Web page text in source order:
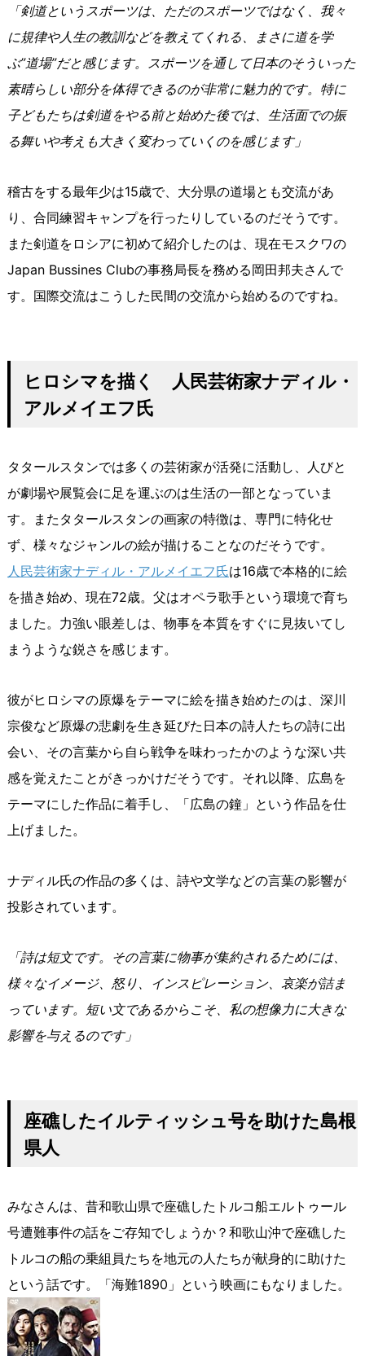
「剣道というスポーツは、ただのスポーツではなく、我々
に規律や人生の教訓などを教えてくれる、まさに道を学
ぶ”道場”だと感じます。スポーツを通して日本のそういった
素晴らしい部分を体得できるのが非常に魅力的です。特に
子どもたちは剣道をやる前と始めた後では、生活面での振
る舞いや考えも大きく変わっていくのを感じます」
稽古をする最年少は15歳で、大分県の道場とも交流があ
り、合同練習キャンプを行ったりしているのだそうです。
また剣道をロシアに初めて紹介したのは、現在モスクワの
Japan Bussines Clubの事務局長を務める岡田邦夫さんで
す。国際交流はこうした民間の交流から始めるのですね。
ヒロシマを描く 人民芸術家ナディル・
アルメイエフ氏
タタールスタンでは多くの芸術家が活発に活動し、人びと
が劇場や展覧会に足を運ぶのは生活の一部となっていま
す。またタタールスタンの画家の特徴は、専門に特化せ
ず、様々なジャンルの絵が描けることなのだそうです。
人民芸術家ナディル・アルメイエフ氏は16歳で本格的に絵
を描き始め、現在72歳。父はオペラ歌手という環境で育ち
ました。力強い眼差しは、物事を本質をすぐに見抜いてし
まうような鋭さを感じます。
彼がヒロシマの原爆をテーマに絵を描き始めたのは、深川
宗俊など原爆の悲劇を生き延びた日本の詩人たちの詩に出
会い、その言葉から自ら戦争を味わったかのような深い共
感を覚えたことがきっかけだそうです。それ以降、広島を
テーマにした作品に着手し、「広島の鐘」という作品を仕
上げました。
ナディル氏の作品の多くは、詩や文学などの言葉の影響が
投影されています。
「詩は短文です。その言葉に物事が集約されるためには、
様々なイメージ、怒り、インスピレーション、哀楽が詰ま
っています。短い文であるからこそ、私の想像力に大きな
影響を与えるのです」
座礁したイルティッシュ号を助けた島根
県人
みなさんは、昔和歌山県で座礁したトルコ船エルトゥール
号遭難事件の話をご存知でしょうか？和歌山沖で座礁した
トルコの船の乗組員たちを地元の人たちが献身的に助けた
という話です。「海難1890」という映画にもなりました。